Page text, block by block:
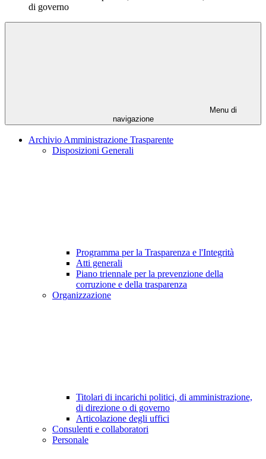
di governo
Menu di
navigazione
Archivio Amministrazione Trasparente
Disposizioni Generali
Programma per la Trasparenza e l'Integrità
Atti generali
Piano triennale per la prevenzione della
corruzione e della trasparenza
Organizzazione
Titolari di incarichi politici, di amministrazione,
di direzione o di governo
Articolazione degli uffici
Consulenti e collaboratori
Personale